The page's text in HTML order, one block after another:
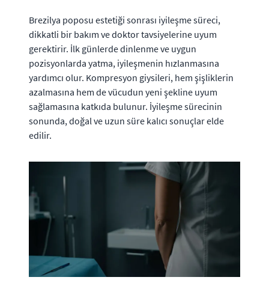
Brezilya poposu estetiği sonrası iyileşme süreci,
dikkatli bir bakım ve doktor tavsiyelerine uyum
gerektirir. İlk günlerde dinlenme ve uygun
pozisyonlarda yatma, iyileşmenin hızlanmasına
yardımcı olur. Kompresyon giysileri, hem şişliklerin
azalmasına hem de vücudun yeni şekline uyum
sağlamasına katkıda bulunur. İyileşme sürecinin
sonunda, doğal ve uzun süre kalıcı sonuçlar elde
edilir.